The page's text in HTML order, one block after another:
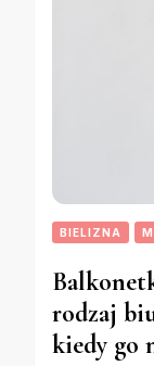
BIELIZNA
rodzaj
kiedy go